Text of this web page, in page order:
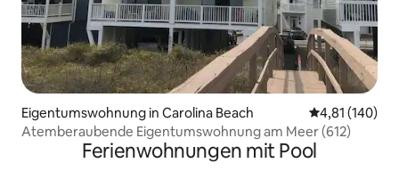
Eigentumswohnung in Carolina Beach
4,81 (140)
Atemberaubende Eigentumswohnung am Meer (612)
Ferienwohnungen mit Pool